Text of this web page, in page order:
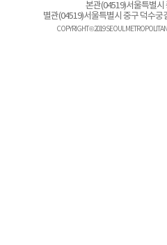
본관(04519)서울특별시
별관(04519)서울특별시 중구 덕수
COPYRIGHT © 2019 SEOUL